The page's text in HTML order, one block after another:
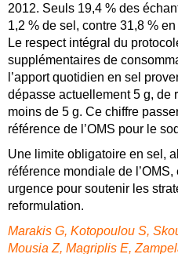
2012. Seuls 19,4 % des
1,2 % de sel, contre 31,8 %
Le respect intégral du
supplémentaires de
l’apport quotidien en sel
dépasse actuellement 5 g, de
moins de 5 g. Ce chiffre
référence de l’OMS pour le
Une limite obligatoire en sel,
référence mondiale de
urgence pour soutenir les
reformulation.
Marakis G, Kotopoulou S,
Mousia Z, Magriplis E,